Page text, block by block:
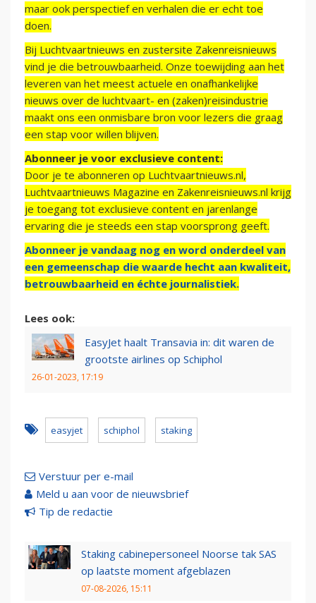
maar ook perspectief en verhalen die er echt toe
doen.
Bij Luchtvaartnieuws en zustersite Zakenreisnieuws
vind je die betrouwbaarheid. Onze toewijding aan het
leveren van het meest actuele en onafhankelijke
nieuws over de luchtvaart- en (zaken)reisindustrie
maakt ons een onmisbare bron voor lezers die graag
een stap voor willen blijven.
Abonneer je voor exclusieve content:
Door je te abonneren op Luchtvaartnieuws.nl,
Luchtvaartnieuws Magazine en Zakenreisnieuws.nl krijg
je toegang tot exclusieve content en jarenlange
ervaring die je steeds een stap voorsprong geeft.
Abonneer je vandaag nog en word onderdeel van
een gemeenschap die waarde hecht aan kwaliteit,
betrouwbaarheid en échte journalistiek.
Lees ook:
EasyJet haalt Transavia in: dit waren de
grootste airlines op Schiphol
26-01-2023, 17:19
easyjet schiphol staking
Verstuur per e-mail
Meld u aan voor de nieuwsbrief
Tip de redactie
Staking cabinepersoneel Noorse tak SAS
op laatste moment afgeblazen
07-08-2026, 15:11